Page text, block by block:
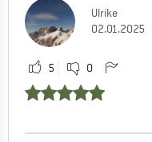
Ulrike
02.01.2025
5 0